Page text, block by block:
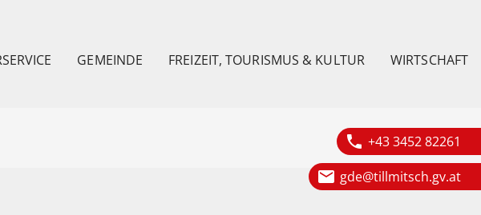
GEMEINDE FREIZEIT, TOURISMUS & KULTUR WIRTSCHAFT
phone +43 3452 82261
email gde@tillmitsch.gv.at